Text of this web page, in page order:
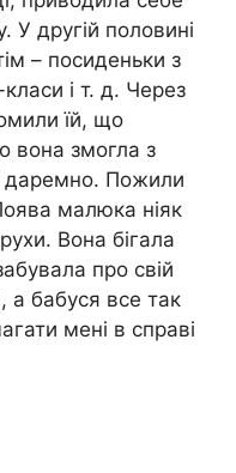
У другій половині
– посиденьки з
і т. д. Через
їй, що
вона змогла з
даремно. Пожили
малюка ніяк
Вона бігала
про свій
а бабуся все так
мені в справі